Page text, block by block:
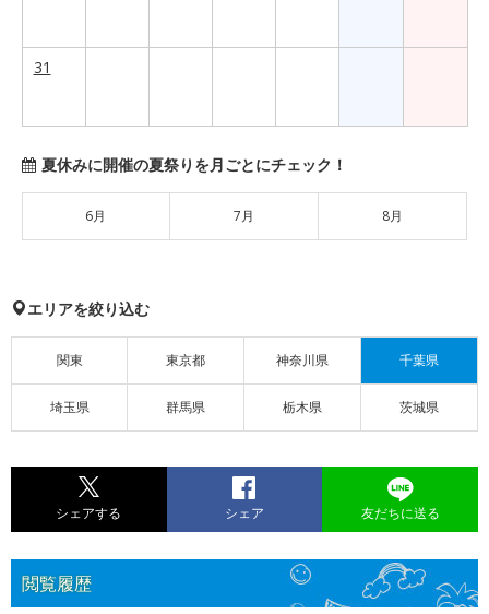
31
夏休みに開催の夏祭りを月ごとにチェック！
6月 7月 8月
エリアを絞り込む
関東 東京都 神奈川県 千葉県
埼玉県 群馬県 栃木県 茨城県
シェアする シェア 友だちに送る
閲覧履歴